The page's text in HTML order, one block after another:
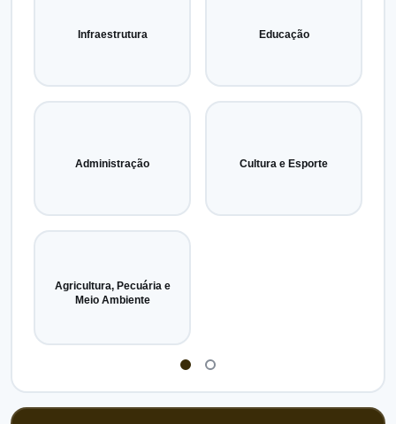
Infraestrutura Educação
Administração Cultura e Esporte
Agricultura, Pecuária e
Meio Ambiente